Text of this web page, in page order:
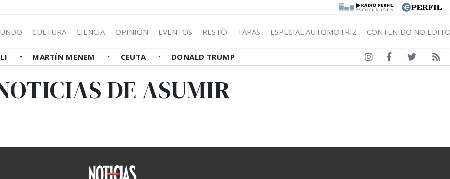
|
CULTURA CIENCIA OPINIÓN EVENTOS RESTÓ TAPAS ESPECIAL AUTOMOTRIZ CONTENIDO NO
MARTÍN MENEM CEUTA DONALD TRUMP
DE ASUMIR